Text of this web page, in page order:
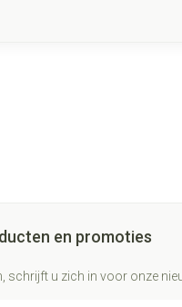
en promoties
schrijft u zich in voor onze